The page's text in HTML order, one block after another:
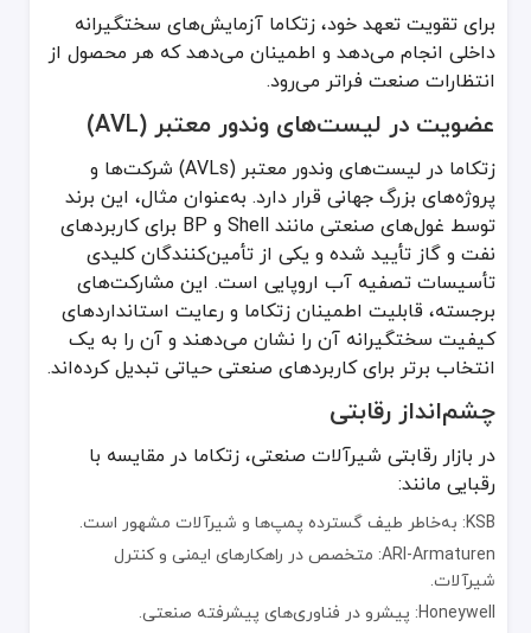
برای تقویت تعهد خود، زتکاما آزمایش‌های سختگیرانه
داخلی انجام می‌دهد و اطمینان می‌دهد که هر محصول از
انتظارات صنعت فراتر می‌رود.
عضویت در لیست‌های وندور معتبر (AVL)
زتکاما در لیست‌های وندور معتبر (AVLs) شرکت‌ها و
پروژه‌های بزرگ جهانی قرار دارد. به‌عنوان مثال، این برند
توسط غول‌های صنعتی مانند Shell و BP برای کاربردهای
نفت و گاز تأیید شده و یکی از تأمین‌کنندگان کلیدی
تأسیسات تصفیه آب اروپایی است. این مشارکت‌های
برجسته، قابلیت اطمینان زتکاما و رعایت استانداردهای
کیفیت سختگیرانه آن را نشان می‌دهند و آن را به یک
انتخاب برتر برای کاربردهای صنعتی حیاتی تبدیل کرده‌اند.
چشم‌انداز رقابتی
در بازار رقابتی شیرآلات صنعتی، زتکاما در مقایسه با
رقبایی مانند:
KSB: به‌خاطر طیف گسترده پمپ‌ها و شیرآلات مشهور است.
ARI-Armaturen: متخصص در راهکارهای ایمنی و کنترل
شیرآلات.
Honeywell: پیشرو در فناوری‌های پیشرفته صنعتی.